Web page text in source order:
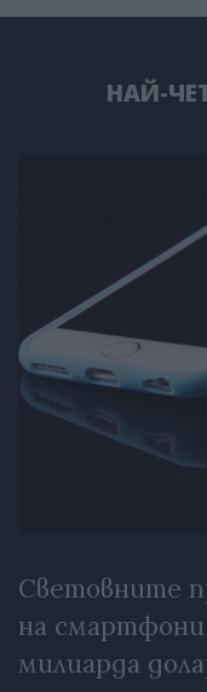
НАЙ-
Световните
на смартфони
милиарда